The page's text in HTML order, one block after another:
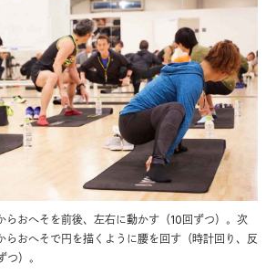
らおへそを前後、左右に動かす（10回ずつ）。次
らおへそで円を描くように腰を回す（時計回り、反
）。